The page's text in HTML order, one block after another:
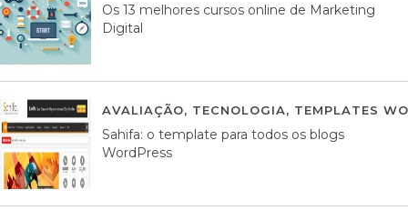
Os 13 melhores cursos online de Marketing
Digital
AVALIAÇÃO, TECNOLOGIA, TEMPLATES
Sahifa: o template para todos os blogs
WordPress